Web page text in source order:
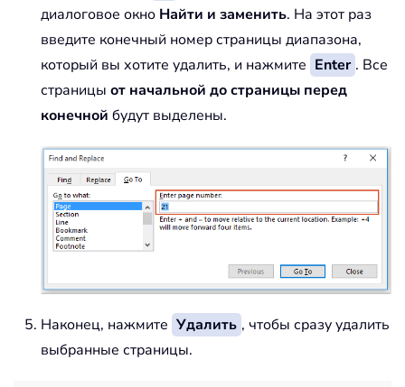
диалоговое окно Найти и заменить. На этот раз
введите конечный номер страницы диапазона,
который вы хотите удалить, и нажмите Enter . Все
страницы от начальной до страницы перед
конечной будут выделены.
Наконец, нажмите Удалить , чтобы сразу удалить
выбранные страницы.